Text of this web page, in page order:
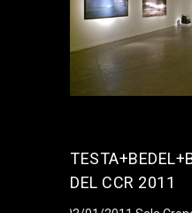
DEL CCR 2011